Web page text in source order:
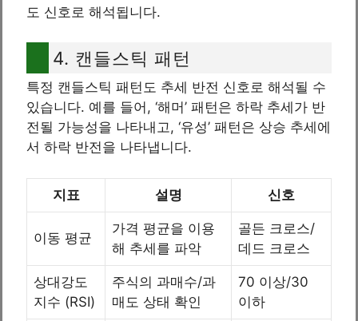
도 신호로 해석됩니다.
4. 캔들스틱 패턴
특정 캔들스틱 패턴도 추세 반전 신호로 해석될 수
있습니다. 예를 들어, ‘해머’ 패턴은 하락 추세가 반
전될 가능성을 나타내고, ‘유성’ 패턴은 상승 추세에
서 하락 반전을 나타냅니다.
지표 설명 신호
이동 평균
가격 평균을 이용
해 추세를 파악
골든 크로스/
데드 크로스
상대강도
지수 (RSI)
주식의 과매수/과
매도 상태 확인
70 이상/30
이하